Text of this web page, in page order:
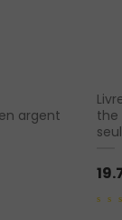
argent
the